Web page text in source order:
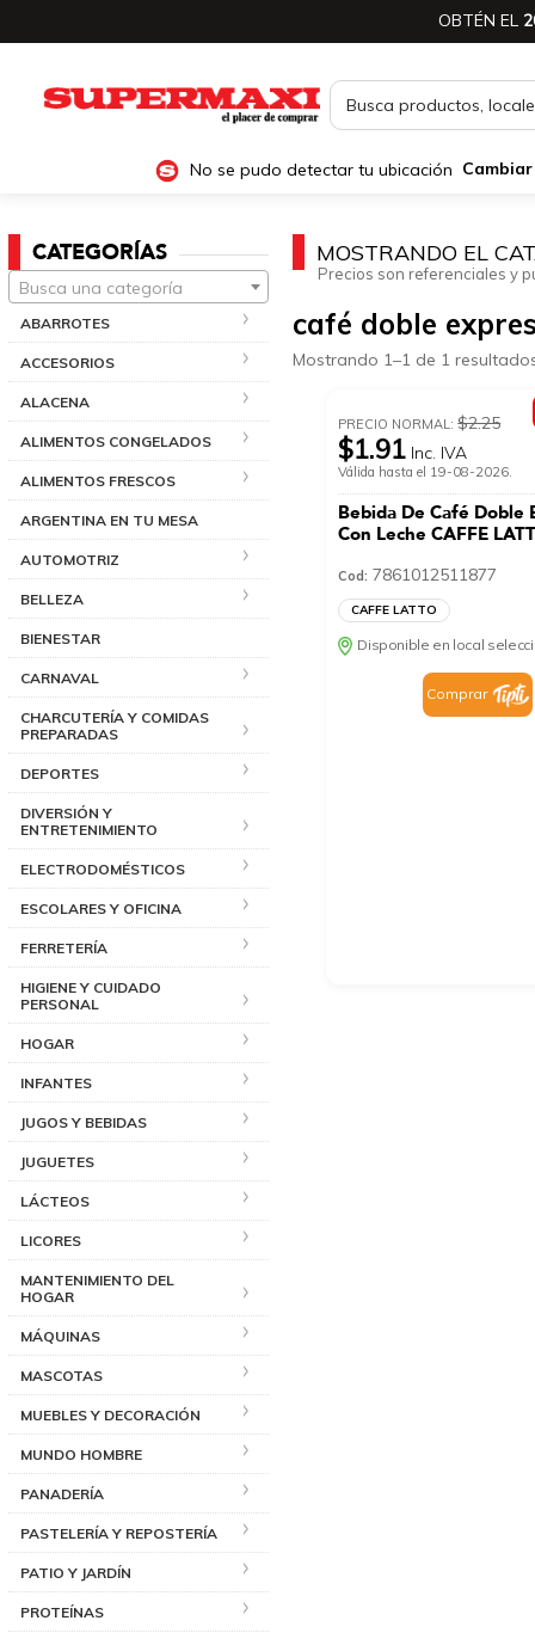
OBTÉN EL
No se pudo detectar tu ubicación Cambiar
CATEGORÍAS
Busca una categoría
ABARROTES
ACCESORIOS
ALACENA
ALIMENTOS CONGELADOS
ALIMENTOS FRESCOS
ARGENTINA EN TU MESA
AUTOMOTRIZ
BELLEZA
BIENESTAR
CARNAVAL
CHARCUTERÍA Y COMIDAS
PREPARADAS
DEPORTES
DIVERSIÓN Y
ENTRETENIMIENTO
ELECTRODOMÉSTICOS
ESCOLARES Y OFICINA
FERRETERÍA
HIGIENE Y CUIDADO
PERSONAL
HOGAR
INFANTES
JUGOS Y BEBIDAS
JUGUETES
LÁCTEOS
LICORES
MANTENIMIENTO DEL
HOGAR
MÁQUINAS
MASCOTAS
MUEBLES Y DECORACIÓN
MUNDO HOMBRE
PANADERÍA
PASTELERÍA Y REPOSTERÍA
PATIO Y JARDÍN
PROTEÍNAS
MOSTRANDO EL
Precios son referenciales y
café doble
Mostrando 1–1 de 1
PRECIO NORMAL:$2.25
$1.91 Inc. IVA
Válida hasta el 19-08-2026.
Bebida De Café Doble
Con Leche CAFFE
Cod: 7861012511877
CAFFE LATTO
Disponible en local
Comprar